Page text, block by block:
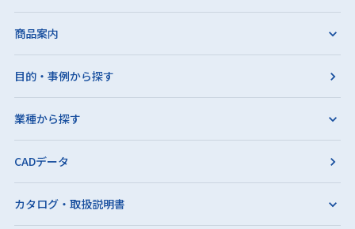
商品案内
目的・事例から探す
業種から探す
CADデータ
カタログ・取扱説明書